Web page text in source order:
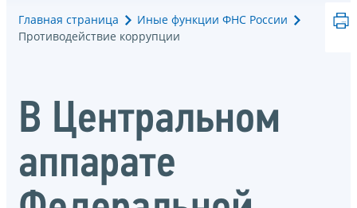
Главная страница
Иные функции ФНС России
Противодействие коррупции
В Центральном
аппарате